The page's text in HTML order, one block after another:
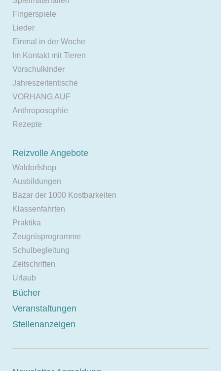
Fingerspiele
Lieder
Einmal in der Woche
Im Kontakt mit Tieren
Vorschulkinder
Jahreszeitentische
VORHANG AUF
Anthroposophie
Rezepte
Reizvolle Angebote
Waldorfshop
Ausbildungen
Bazar der 1000 Kostbarkeiten
Klassenfahrten
Praktika
Zeugnisprogramme
Schulbegleitung
Zeitschriften
Urlaub
Bücher
Veranstaltungen
Stellenanzeigen